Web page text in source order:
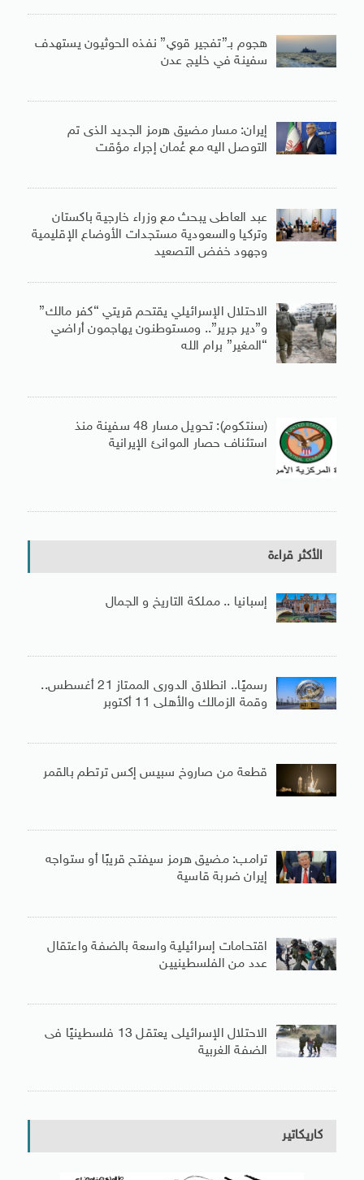
هجوم بـ”تفجير قوي” نفذه الحوثيون يستهدف
سفينة في خليج عدن
إيران: مسار مضيق هرمز الجديد الذى تم
التوصل اليه مع عُمان إجراء مؤقت
عبد العاطى يبحث مع وزراء خارجية باكستان
وتركيا والسعودية مستجدات الأوضاع الإقليمية
وجهود خفض التصعيد
الاحتلال الإسرائيلي يقتحم قريتي “كفر مالك”
و”دير جرير”.. ومستوطنون يهاجمون أراضي
“المغير” برام الله
(سنتكوم): تحويل مسار 48 سفينة منذ
استئناف حصار الموانئ الإيرانية
الأكثر قراءة
إسبانيا .. مملكة التاريخ و الجمال
رسميًا.. انطلاق الدورى الممتاز 21 أغسطس..
وقمة الزمالك والأهلى 11 أكتوبر
قطعة من صاروخ سبيس إكس ترتطم بالقمر
ترامب: مضيق هرمز سيفتح قريبًا أو ستواجه
إيران ضربة قاسية
اقتحامات إسرائيلية واسعة بالضفة واعتقال
عدد من الفلسطينيين
الاحتلال الإسرائيلى يعتقل 13 فلسطينيًا فى
الضفة الغربية
كاريكاتير